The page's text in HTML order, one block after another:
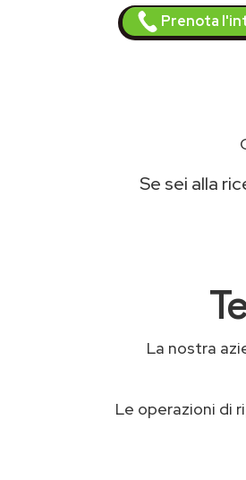
Prenota
Se sei alla
La nostra
Le operazioni di